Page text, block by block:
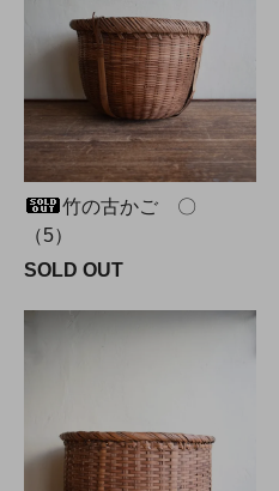
竹の古かご 〇
（5）
SOLD OUT